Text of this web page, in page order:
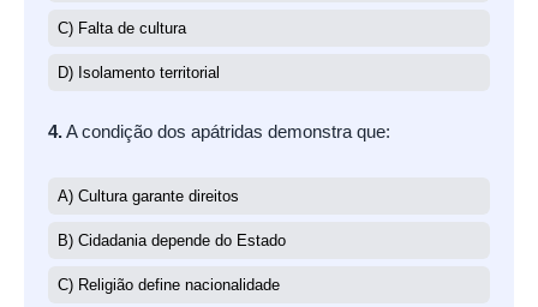
C) Falta de cultura
D) Isolamento territorial
4.A condição dos apátridas demonstra que:
A) Cultura garante direitos
B) Cidadania depende do Estado
C) Religião define nacionalidade